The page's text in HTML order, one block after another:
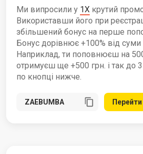
Ми випросили у 1X крутий
Використавши його при
збільшений бонус на перше
Бонус дорівнює +100% від суми
Наприклад, ти поповнюєш на 500
отримуєш ще +500 грн. і так до
по кнопці нижче.